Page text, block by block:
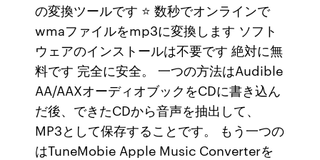
の変換ツールです ⭐ 数秒でオンラインで
wmaファイルをmp3に変換します ソフト
ウェアのインストールは不要です 絶対に無
料です 完全に安全。 一つの方法はAudible
AA/AAXオーディオブックをCDに書き込ん
だ後、できたCDから音声を抽出して、
MP3として保存することです。 もう一つの
はTuneMobie Apple Music Converterを